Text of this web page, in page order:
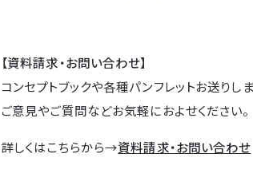
【資料請求・お問い合わせ】
コンセプトブックや各種パンフレットお送りしま
ご意見やご質問などお気軽におよせください。
詳しくはこちらから→資料請求・お問い合わせ